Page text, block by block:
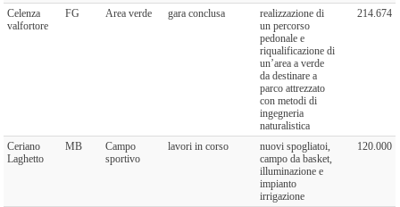
Celenza
valfortore
FG Area verde gara conclusa
realizzazione di
un percorso
pedonale e
riqualificazione di
un’area a verde
da destinare a
parco attrezzato
con metodi di
ingegneria
naturalistica
214.674
Ceriano
Laghetto
MB
Campo
sportivo
lavori in corso
nuovi spogliatoi,
campo da basket,
illuminazione e
impianto
irrigazione
120.000